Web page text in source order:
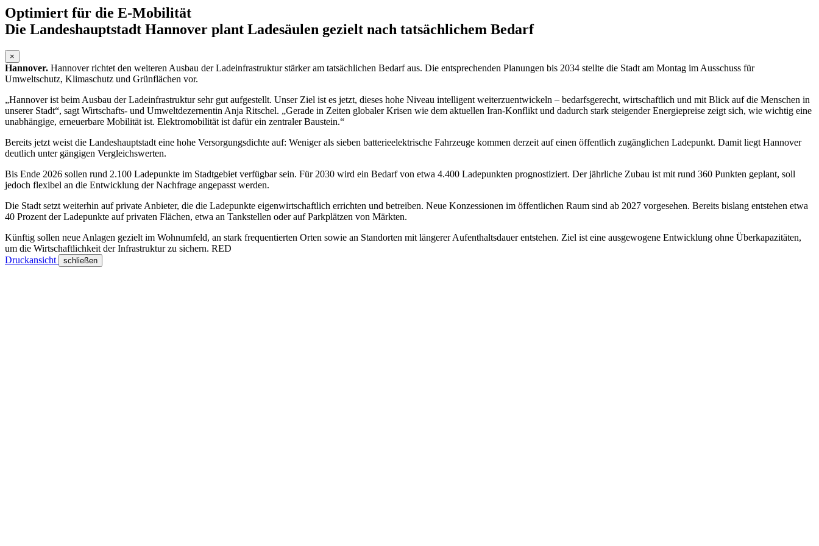
Optimiert für die E-Mobilität
Die Landeshauptstadt Hannover plant Ladesäulen gezielt nach tatsächlichem Bedarf
×
Hannover. Hannover richtet den weiteren Ausbau der Ladeinfrastruktur stärker am tatsächlichen Bedarf aus. Die entsprechenden Planungen bis 2034 stellte die Stadt am Montag im Ausschuss für
Umweltschutz, Klimaschutz und Grünflächen vor.
„Hannover ist beim Ausbau der Ladeinfrastruktur sehr gut aufgestellt. Unser Ziel ist es jetzt, dieses hohe Niveau intelligent weiterzuentwickeln – bedarfsgerecht, wirtschaftlich und mit Blick auf die Menschen in
unserer Stadt“, sagt Wirtschafts- und Umweltdezernentin Anja Ritschel. „Gerade in Zeiten globaler Krisen wie dem aktuellen Iran-Konflikt und dadurch stark steigender Energiepreise zeigt sich, wie wichtig eine
unabhängige, erneuerbare Mobilität ist. Elektromobilität ist dafür ein zentraler Baustein.“
Bereits jetzt weist die Landeshauptstadt eine hohe Versorgungsdichte auf: Weniger als sieben batterieelektrische Fahrzeuge kommen derzeit auf einen öffentlich zugänglichen Ladepunkt. Damit liegt Hannover
deutlich unter gängigen Vergleichswerten.
Bis Ende 2026 sollen rund 2.100 Ladepunkte im Stadtgebiet verfügbar sein. Für 2030 wird ein Bedarf von etwa 4.400 Ladepunkten prognostiziert. Der jährliche Zubau ist mit rund 360 Punkten geplant, soll
jedoch flexibel an die Entwicklung der Nachfrage angepasst werden.
Die Stadt setzt weiterhin auf private Anbieter, die die Ladepunkte eigenwirtschaftlich errichten und betreiben. Neue Konzessionen im öffentlichen Raum sind ab 2027 vorgesehen. Bereits bislang entstehen etwa
40 Prozent der Ladepunkte auf privaten Flächen, etwa an Tankstellen oder auf Parkplätzen von Märkten.
Künftig sollen neue Anlagen gezielt im Wohnumfeld, an stark frequentierten Orten sowie an Standorten mit längerer Aufenthaltsdauer entstehen. Ziel ist eine ausgewogene Entwicklung ohne Überkapazitäten,
um die Wirtschaftlichkeit der Infrastruktur zu sichern. RED
Druckansicht
schließen